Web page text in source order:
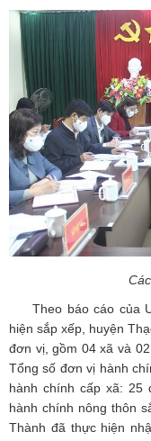
Theo báo cáo của
hiện sắp xếp, huyện
đơn vị, gồm 04 xã và
Tổng số đơn vị hành
hành chính cấp xã:
hành chính nông thôn
Thành đã thực hiện